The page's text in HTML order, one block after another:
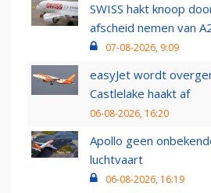
SWISS hakt knoop
afscheid nemen van
07-08-2026, 9:09
easyJet wordt
Castlelake haakt af
06-08-2026, 16:20
Apollo geen
luchtvaart
06-08-2026, 16:19